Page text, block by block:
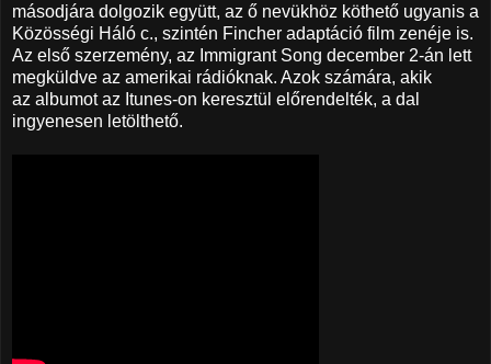
másodjára dolgozik együtt, az ő nevükhöz köthető ugyanis a
Közösségi Háló c., szintén Fincher adaptáció film zenéje is.
Az első szerzemény, az Immigrant Song december 2-án lett
megküldve az amerikai rádióknak. Azok számára, akik
az albumot az Itunes-on keresztül előrendelték, a dal
ingyenesen letölthető.